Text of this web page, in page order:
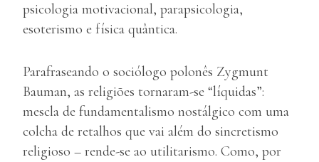
psicologia motivacional, parapsicologia,
esoterismo e física quântica.
Parafraseando o sociólogo polonês Zygmunt
Bauman, as religiões tornaram-se “líquidas”:
mescla de fundamentalismo nostálgico com uma
colcha de retalhos que vai além do sincretismo
religioso – rende-se ao utilitarismo. Como, por